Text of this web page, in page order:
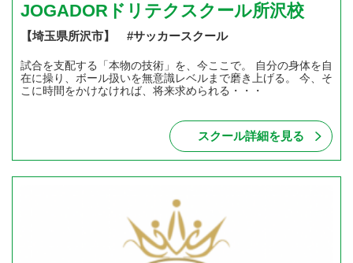
JOGADORドリテクスクール所沢校
【埼玉県所沢市】 #サッカースクール
試合を支配する「本物の技術」を、今ここで。 自分の身体を自
在に操り、ボール扱いを無意識レベルまで磨き上げる。 今、そ
こに時間をかけなければ、将来求められる・・・
スクール詳細を見る